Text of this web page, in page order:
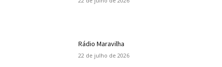
Rádio Maravilha
22 de julho de 2026